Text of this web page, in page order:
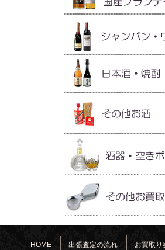
HOME 出張査定の流れ お買取り